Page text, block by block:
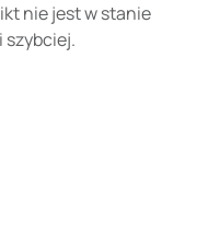
nie jest w stanie
szybciej.